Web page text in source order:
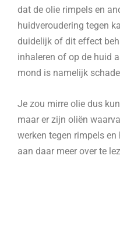
dat de olie rimpels en
huidveroudering tegen
duidelijk of dit effect
inhaleren of op de huid
mond is namelijk
Je zou mirre olie dus
maar er zijn oliën
werken tegen rimpels
aan daar meer over te